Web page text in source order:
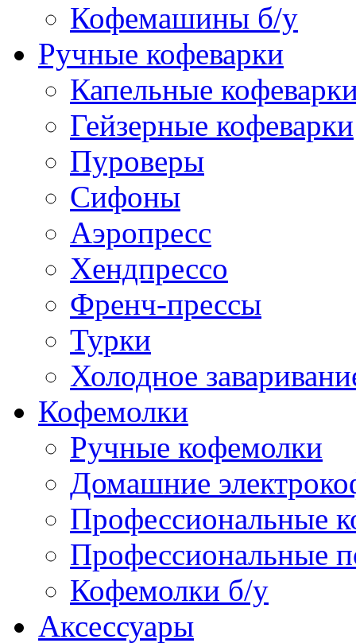
Кофемашины б/у
Ручные кофеварки
Капельные
Гейзерные кофеварки
Пуроверы
Сифоны
Аэропресс
Хендпрессо
Френч-прессы
Турки
Холодное
Кофемолки
Ручные кофемолки
Домашние
Профессиональные
Профессиональные
Кофемолки б/у
Аксессуары